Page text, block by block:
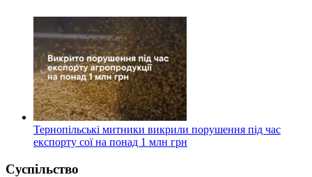
Тернопільські митники викрили порушення під час
експорту сої на понад 1 млн грн
Суспільство